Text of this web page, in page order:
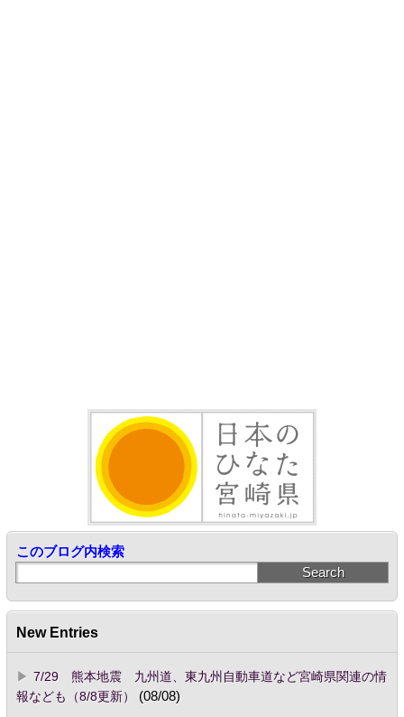
このブログ内検索
New Entries
7/29 熊本地震 九州道、東九州自動車道など宮崎県関連の情
報なども（8/8更新）
(08/08)